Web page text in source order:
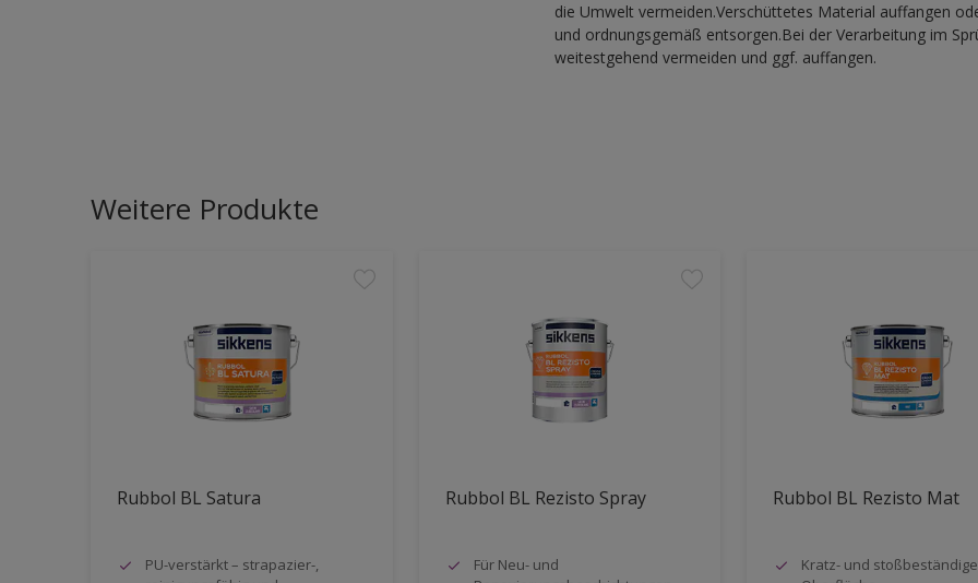
die Umwelt vermeiden.Verschüttetes Material auffangen
und ordnungsgemäß entsorgen.Bei der Verarbeitung im
weitestgehend vermeiden und ggf. auffangen.
Weitere Produkte
Rubbol BL Satura
PU-verstärkt – strapazier-,
Rubbol BL Rezisto Spray
Für Neu- und
Rubbol BL Rezisto Mat
Kratz- und stoßbeständige